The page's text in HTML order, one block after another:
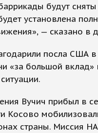
будут
установлена
— сказано в
посла США
«за большой вклад»
Вучич прибыл в
Косово
страны. Миссия